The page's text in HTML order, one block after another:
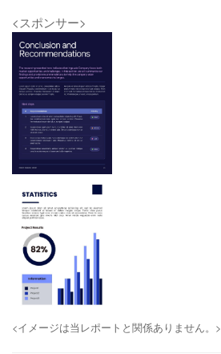
<スポンサー>
<イメージは当レポートと関係ありません。>